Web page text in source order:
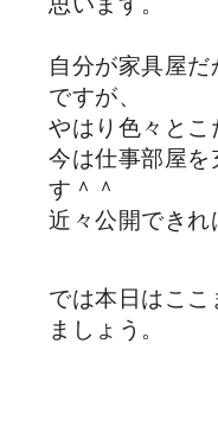
自分が家具屋
ですが、
やはり色々とこ
今は仕事部屋
す＾＾
近々公開できれ
では本日はここ
ましょう。